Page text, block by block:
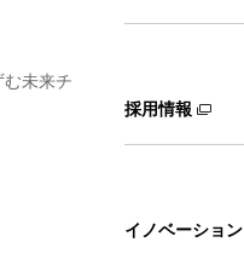
未来チ
採用情報
イノベーション